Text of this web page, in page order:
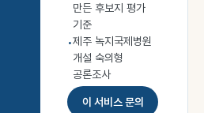
만든 후보지 평가
기준
•제주 녹지국제병원
개설 숙의형
공론조사
이 서비스 문의